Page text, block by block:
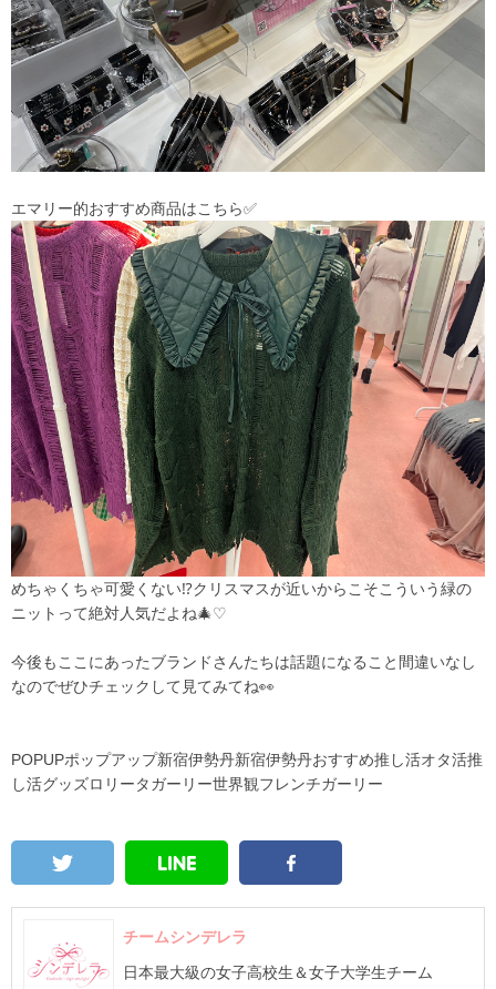
エマリー的おすすめ商品はこちら✅
めちゃくちゃ可愛くない⁉クリスマスが近いからこそこういう緑の
ニットって絶対人気だよね🎄♡
今後もここにあったブランドさんたちは話題になること間違いなし
なのでぜひチェックして見てみてね👀
POPUPポップアップ新宿伊勢丹新宿伊勢丹おすすめ推し活オタ活推
し活グッズロリータガーリー世界観フレンチガーリー
チームシンデレラ
日本最大級の女子高校生＆女子大学生チーム